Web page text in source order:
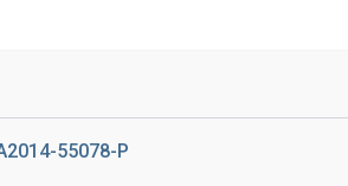
55078-P